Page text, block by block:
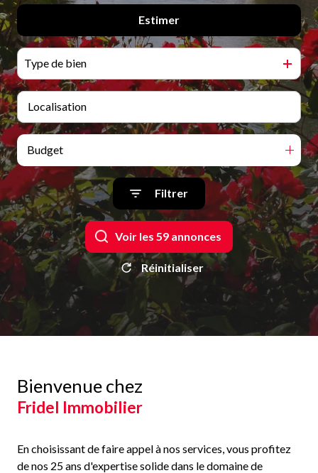
sommes-
nous
Blog
De l'immo pro
Estimer
Type de bien
Budget
Filtrer
Voir les 59 annonces
Réinitialiser
Bienvenue chez
Fridel Immobilier
En choisissant de faire appel à nos services, vous profitez
de nos 25 ans d'expertise solide dans le domaine de